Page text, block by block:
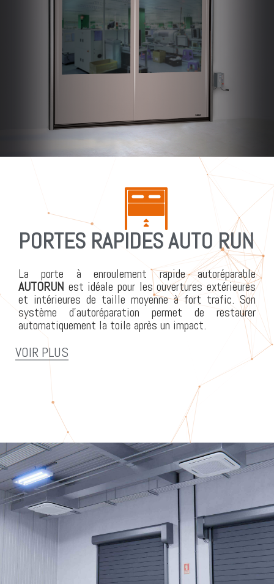
PORTES RAPIDES AUTO RUN
La porte à enroulement rapide autoréparable
AUTORUN est idéale pour les ouvertures extérieures
et intérieures de taille moyenne à fort trafic. Son
système d’autoréparation permet de restaurer
automatiquement la toile après un impact.
VOIR PLUS